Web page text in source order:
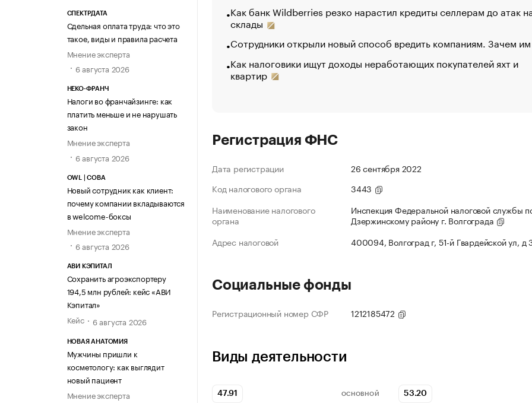
СПЕКТРДАТА
Сдельная оплата труда: что это
такое, виды и правила расчета
Мнение эксперта
6 августа 2026
НЕКО-ФРАНЧ
Налоги во франчайзинге: как
платить меньше и не нарушать
закон
Мнение эксперта
6 августа 2026
OWL | СОВА
Новый сотрудник как клиент:
почему компании вкладываются
в welcome-боксы
Мнение эксперта
6 августа 2026
АВИ КЭПИТАЛ
Сохранить агроэкспортеру
194,5 млн рублей: кейс «АВИ
Кэпитал»
Кейс
6 августа 2026
НОВАЯ АНАТОМИЯ
Мужчины пришли к
косметологу: как выглядит
новый пациент
Мнение эксперта
Как банк Wildberries резко нарастил кредиты селлерам до атак
склады
Сотрудники открыли новый способ вредить компаниям. Зачем
Как налоговики ищут доходы неработающих покупателей яхт и
квартир
Регистрация ФНС
Дата регистрации
26 сентября 2022
Код налогового органа
3443
Наименование налогового
органа
Инспекция Федеральной налоговой службы
Дзержинскому району г. Волгограда
Адрес налоговой
400094, Волгоград г, 51-й Гвардейской ул, д
Социальные фонды
Регистрационный номер СФР 1212185472
Виды деятельности
47.91 ОСНОВНОЙ 53.20